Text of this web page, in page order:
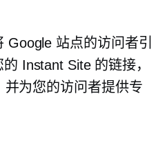
站点的访问者引
Instant Site 的链接，
并为您的访问者提供专